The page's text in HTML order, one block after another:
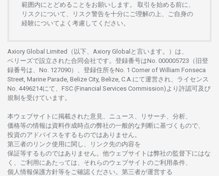
範囲内にとどめることをお願いします 。 取引を始める前に、
リスクについて、
リスク警告を十分に ご理解の 上、 ご自身の
経験について よく 考慮してください。
Axiory Global Limited（以下、Axiory Globalと言います。）は、
ベリーズで設立さ れた合同会社です。 登録番号はNo. 000005723（旧登
録番号は、No. 127090）、 登録住所をNo. 1 Corner of William Fonseca
Street, Marine Parade, Belize City, Belize, C.A.にて運営さ れ、 ライセンス
No. 4496214にて、FSC (Financial Services Commission)より 許認可及び
規制を受けています。
本ウェブサイトに掲載さ れた意見、ニュース、リサーチ、分析、
価格等の情報は資料作成時点の弊社の一般的な判断に基づくもので、
投資のアドバイスをするものではありません。
第三者の リンク使用に関し、 リンク先の内容を
保証等するものではありません。 他ウェブサイトは弊社の監督下にはな
く、
ご利用に あたっては、 それらのウェブサイトの ご利用条件、
個人情報保護方針等を ご確認ください。 第三者が運営する